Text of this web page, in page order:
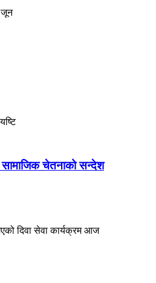
जून
सामाजिक चेतनाको सन्देश
दिवा सेवा कार्यक्रम आज